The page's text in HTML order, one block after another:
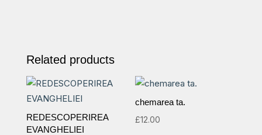
Related products
REDESCOPERIREA
EVANGHELIEI
chemarea ta.
£12.00